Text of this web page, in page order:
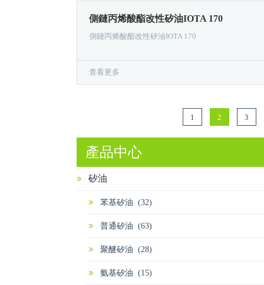
側鏈丙烯酸酯改性矽油IOTA 170
側鏈丙烯酸酯改性矽油IOTA 170
查看更多
1 2 3
產品中心
矽油
苯基矽油 (32)
普通矽油 (63)
聚醚矽油 (28)
氨基矽油 (15)